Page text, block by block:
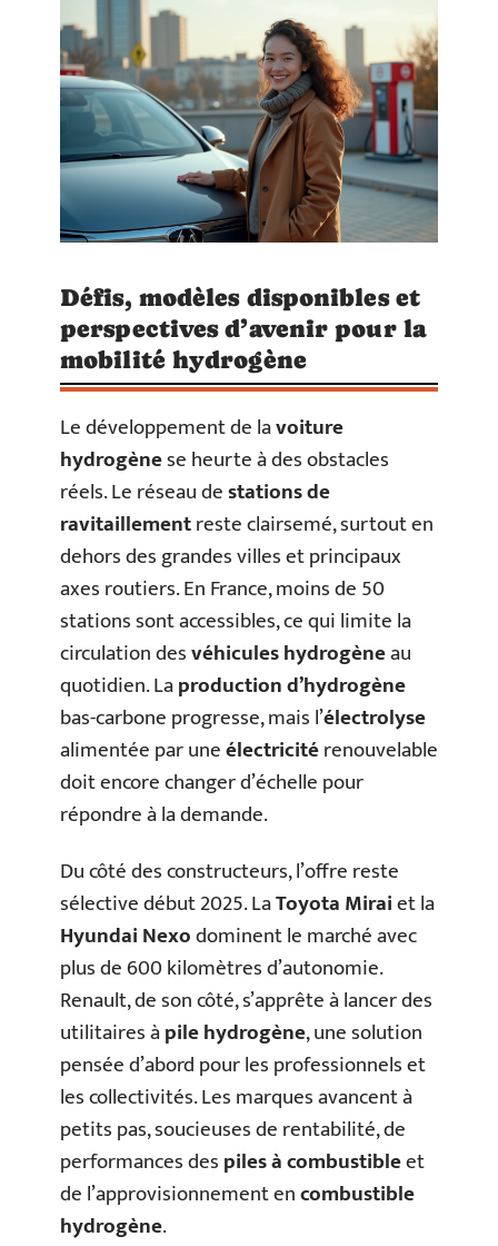
Défis, modèles disponibles et
perspectives d’avenir pour la
mobilité hydrogène
Le développement de lavoiture
hydrogènese heurte à des obstacles
réels. Le réseau destations de
ravitaillementreste clairsemé, surtout en
dehors des grandes villes et principaux
axes routiers. En France, moins de 50
stations sont accessibles, ce qui limite la
circulation desvéhicules hydrogèneau
quotidien. Laproduction d’hydrogène
bas-carbone progresse, mais l’électrolyse
alimentée par uneélectricitérenouvelable
doit encore changer d’échelle pour
répondre à la demande.
Du côté des constructeurs, l’offre reste
sélective début 2025. LaToyota Miraiet la
Hyundai Nexodominent le marché avec
plus de 600 kilomètres d’autonomie.
Renault, de son côté, s’apprête à lancer des
utilitaires àpile hydrogène, une solution
pensée d’abord pour les professionnels et
les collectivités. Les marques avancent à
petits pas, soucieuses de rentabilité, de
performances despiles à combustibleet
de l’approvisionnement encombustible
hydrogène.